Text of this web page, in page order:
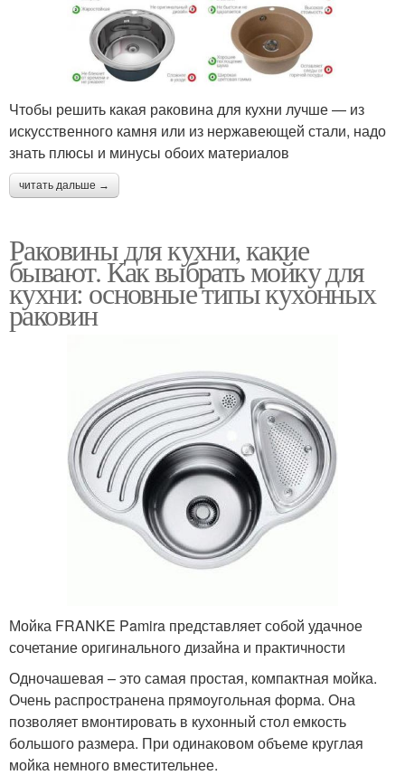
Чтобы решить какая раковина для кухни лучше — из
искусственного камня или из нержавеющей стали, надо
знать плюсы и минусы обоих материалов
читать дальше →
Раковины для кухни, какие
бывают. Как выбрать мойку для
кухни: основные типы кухонных
раковин
Мойка FRANKE Pamira представляет собой удачное
сочетание оригинального дизайна и практичности
Одночашевая – это самая простая, компактная мойка.
Очень распространена прямоугольная форма. Она
позволяет вмонтировать в кухонный стол емкость
большого размера. При одинаковом объеме круглая
мойка немного вместительнее.